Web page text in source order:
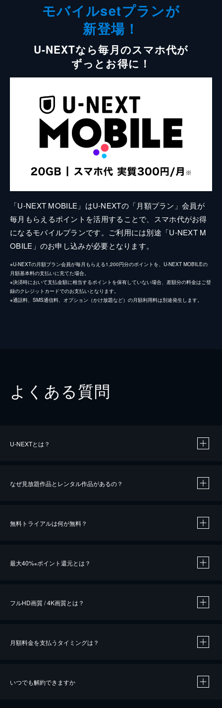
モバイルsetプランが
新登場！
U-NEXTなら毎月のスマホ代が
ずっとお得に！
「U-NEXT MOBILE」はU-NEXTの「月額プラン」会員が
毎月もらえるポイントを活用することで、スマホ代がお得
になるモバイルプランです。ご利用には別途「U-NEXT M
OBILE」のお申し込みが必要となります。
※U-NEXTの月額プラン会員が毎月もらえる1,200円分のポイントを、U-NEXT MOBILEの
月額基本料の支払いに充てた場合。
※決済時において支払金額に相当するポイントを保有していない場合、差額分の料金はご登
録のクレジットカードでのお支払いとなります。
※通話料、SMS通信料、オプション（かけ放題など）の月額利用料は別途発生します。
よくある質問
U-NEXTとは？
なぜ見放題作品とレンタル作品があるの？
無料トライアルは何が無料？
最大40%※ポイント還元とは？
※40％ポイント還元の対象は、クレジットカード決済による作品の購入 / レンタルです。
フルHD画質 / 4K画質とは？
月額料金を支払うタイミングは？
いつでも解約できますか